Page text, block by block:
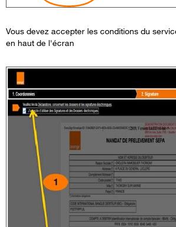
Vous devez accepter les conditions du
en haut de l'écran